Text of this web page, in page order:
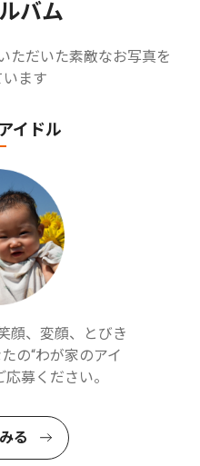
バム
ただいた素敵なお写真を
ます
イドル
顔、変顔、とびき
の“わが家のアイ
募ください。
る